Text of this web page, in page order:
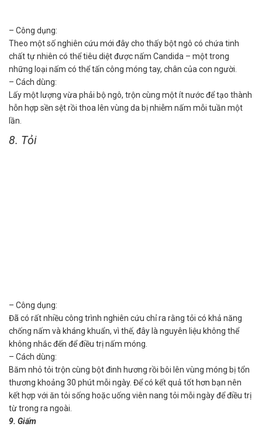
– Công dụng:
Theo một số nghiên cứu mới đây cho thấy bột ngô có chứa tinh
chất tự nhiên có thể tiêu diệt được nấm Candida – một trong
những loại nấm có thể tấn công móng tay, chân của con người.
– Cách dùng:
Lấy một lượng vừa phải bộ ngô, trộn cùng một ít nước để tạo thành
hỗn hợp sền sệt rồi thoa lên vùng da bị nhiễm nấm mỗi tuần một
lần.
8. Tỏi
– Công dụng:
Đã có rất nhiều công trình nghiên cứu chỉ ra rằng tỏi có khả năng
chống nấm và kháng khuẩn, vì thế, đây là nguyên liệu không thể
không nhắc đến để điều trị nấm móng.
– Cách dùng:
Băm nhỏ tỏi trộn cùng bột đinh hương rồi bôi lên vùng móng bị tổn
thương khoảng 30 phút mỗi ngày. Để có kết quả tốt hơn bạn nên
kết hợp với ăn tỏi sống hoặc uống viên nang tỏi mỗi ngày để điều trị
từ trong ra ngoài.
9. Giấm